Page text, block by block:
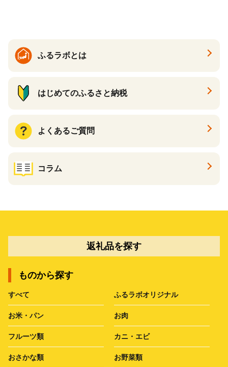
ふるラボとは
はじめてのふるさと納税
よくあるご質問
コラム
返礼品を探す
ものから探す
すべて ふるラボオリジナル
お米・パン お肉
フルーツ類 カニ・エビ
おさかな類 お野菜類